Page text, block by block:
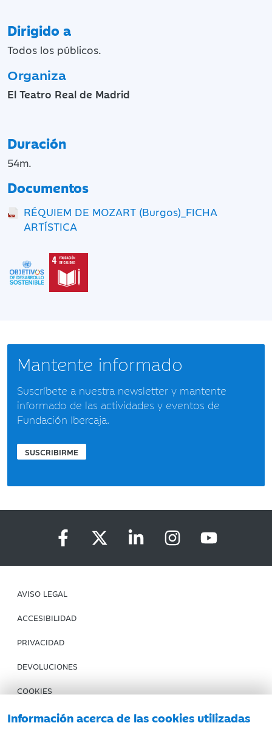
Información acerca de las cookies utilizadas
Dirigido a
Todos los públicos.
Organiza
El Teatro Real de Madrid
Duración
54m.
Documentos
RÉQUIEM DE MOZART (Burgos)_FICHA
ARTÍSTICA
Mantente informado
Suscríbete a nuestra newsletter y mantente
informado de las actividades y eventos de
Fundación Ibercaja.
SUSCRIBIRME
AVISO LEGAL
ACCESIBILIDAD
PRIVACIDAD
DEVOLUCIONES
COOKIES
CONDICIONES DE COMPRA